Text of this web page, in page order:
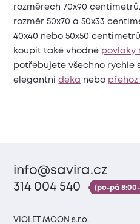
rozměrech 70x90
rozměr 50x70 a 50x33
40x40 nebo 50x50
koupit také vhodné povlaky
potřebujete všechno rychle
elegantnídeka nebo přehoz
info@savira.cz
314 004 540
(po-pá 8:00-
VIOLET MOON s.r.o.